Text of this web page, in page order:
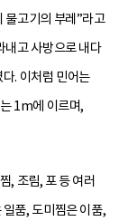
물고기의 부레”라고
내고 사방으로 내다
. 이처럼 민어는
1m에 이르며,
, 조림, 포 등 여러
품, 도미찜은 이품,